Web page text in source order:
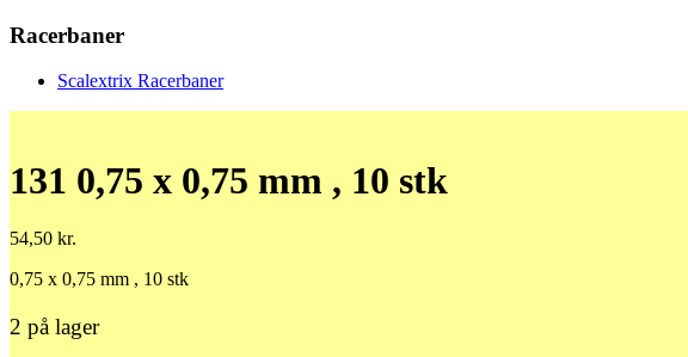
Racerbaner
Scalextrix Racerbaner
131 0,75 x 0,75 mm , 10 stk
54,50 kr.
0,75 x 0,75 mm , 10 stk
2 på lager